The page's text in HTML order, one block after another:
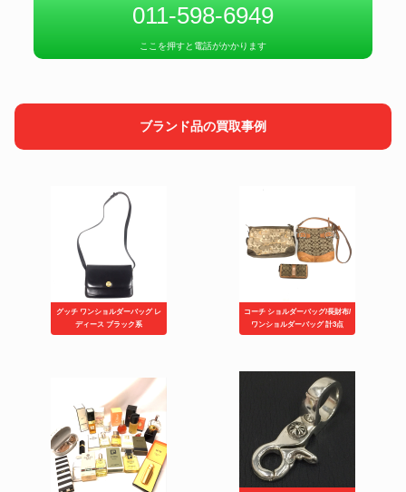
011-598-6949
ここを押すと電話がかかります
ブランド品の買取事例
グッチ ワンショルダーバッグ レ
ディース ブラック系
コーチ ショルダーバッグ/長財布/
ワンショルダーバッグ 計3点